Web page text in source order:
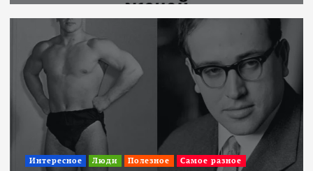
Интересное Люди Полезное Самое разное